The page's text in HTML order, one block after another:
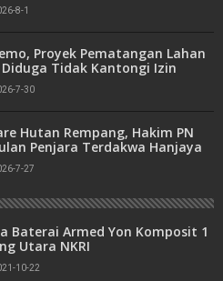
8-1
Proyek Pematangan Lahan
Tidak Kantongi Izin
7-30
Hutan Rempang, Hakim PN
Penjara Terdakwa Hanjaya
7-27
Baterai Armed Yon Komposit 1
Utara NKRI
10-22